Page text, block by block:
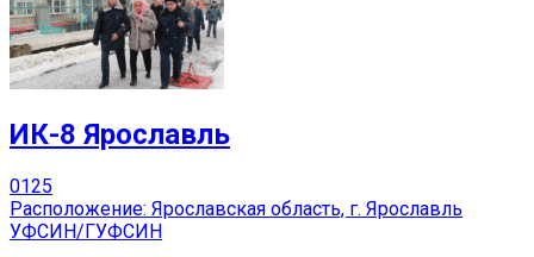
ИК-8 Ярославль
0125
Расположение: Ярославская область, г. Ярославль
УФСИН/ГУФСИН